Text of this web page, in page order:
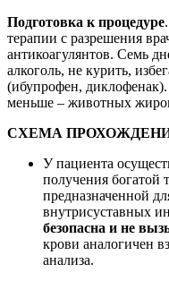
Подготовка к процедуре
терапии с разрешения
антикоагулянтов. Семь
алкоголь, не курить,
(ибупрофен,
меньше – животных
СХЕМА
У пациента
получения богатой
предназначенной
внутрисуставных
безопасна и не
крови аналогичен
анализа.